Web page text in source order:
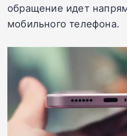
обращение идет
мобильного телефона.